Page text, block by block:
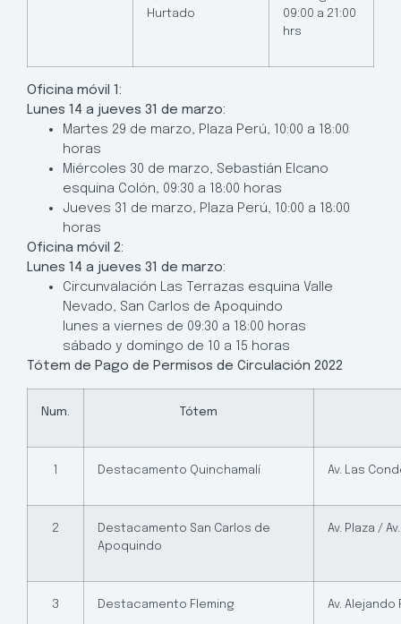
Hurtado
09:00 a 21:00
hrs
Oficina móvil 1:
Lunes 14 a jueves 31 de marzo:
Martes 29 de marzo, Plaza Perú, 10:00 a 18:00
horas
Miércoles 30 de marzo, Sebastián Elcano
esquina Colón, 09:30 a 18:00 horas
Jueves 31 de marzo, Plaza Perú, 10:00 a 18:00
horas
Oficina móvil 2:
Lunes 14 a jueves 31 de marzo:
Circunvalación Las Terrazas esquina Valle
Nevado, San Carlos de Apoquindo
lunes a viernes de 09:30 a 18:00 horas
sábado y domingo de 10 a 15 horas
Tótem de Pago de Permisos de Circulación 2022
Num. Tótem
1 Destacamento Quinchamalí Av. Las
2
Destacamento San Carlos de
Apoquindo
Av. Plaza /
3 Destacamento Fleming Av. Alejando